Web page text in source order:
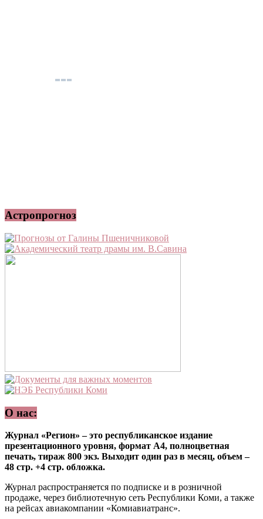
Астропрогноз
О нас:
Журнал «Регион» – это республиканское издание
презентационного уровня, формат А4, полноцветная
печать, тираж 800 экз. Выходит один раз в месяц, объем –
48 стр. +4 стр. обложка.
Журнал распространяется по подписке и в розничной
продаже, через библиотечную сеть Республики Коми, а также
на рейсах авиакомпании «Комиавиатранс».